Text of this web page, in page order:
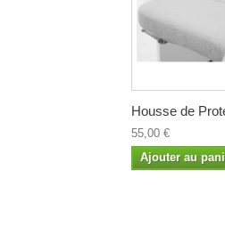
Housse de
55,00 €
Ajouter au